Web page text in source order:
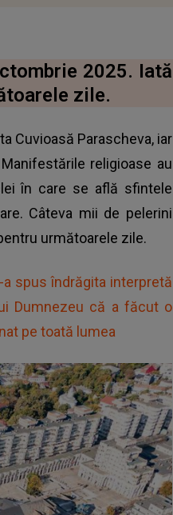
2025. Iată
zile.
Cuvioasă Parascheva, iar
religioase au
în care se află sfintele
Câteva mii de pelerini
următoarele zile.
a spus îndrăgita interpretă
Dumnezeu că a făcut o
pe toată lumea